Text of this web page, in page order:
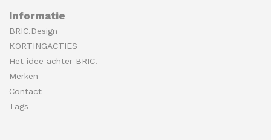
Informatie
BRIC.Design
KORTINGACTIES
Het idee achter BRIC.
Merken
Contact
Tags